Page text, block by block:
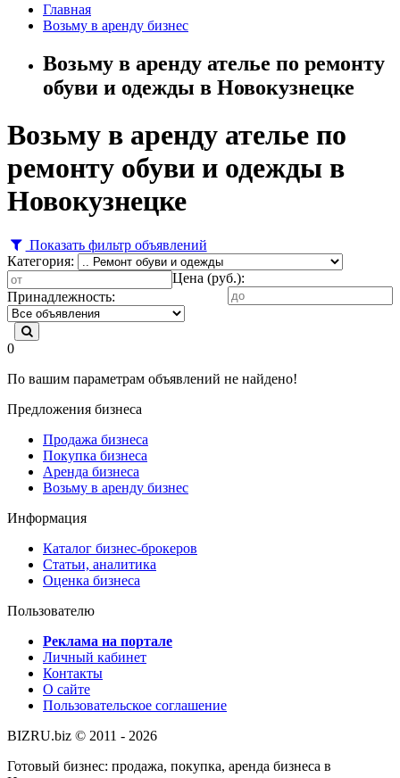
Главная
Возьму в аренду бизнес
Возьму в аренду ателье по ремонту
обуви и одежды в Новокузнецке
Возьму в аренду ателье по
ремонту обуви и одежды в
Новокузнецке
Показать фильтр объявлений
Категория:
Цена (руб.):
Принадлежность:
0
По вашим параметрам объявлений не найдено!
Предложения бизнеса
Продажа бизнеса
Покупка бизнеса
Аренда бизнеса
Возьму в аренду бизнес
Информация
Каталог бизнес-брокеров
Статьи, аналитика
Оценка бизнеса
Пользователю
Реклама на портале
Личный кабинет
Контакты
О сайте
Пользовательское соглашение
BIZRU.biz © 2011 - 2026
Готовый бизнес: продажа, покупка, аренда бизнеса в